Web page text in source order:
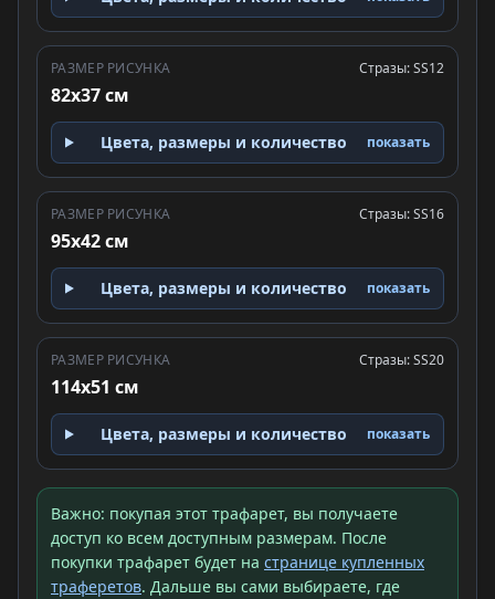
РАЗМЕР РИСУНКА
82x37 см
Стразы: SS12
Цвета, размеры и количество показать
РАЗМЕР РИСУНКА
95x42 см
Стразы: SS16
Цвета, размеры и количество показать
РАЗМЕР РИСУНКА
114x51 см
Стразы: SS20
Цвета, размеры и количество показать
Важно: покупая этот трафарет, вы получаете
доступ ко всем доступным размерам. После
покупки трафарет будет на странице купленных
траферетов. Дальше вы сами выбираете, где